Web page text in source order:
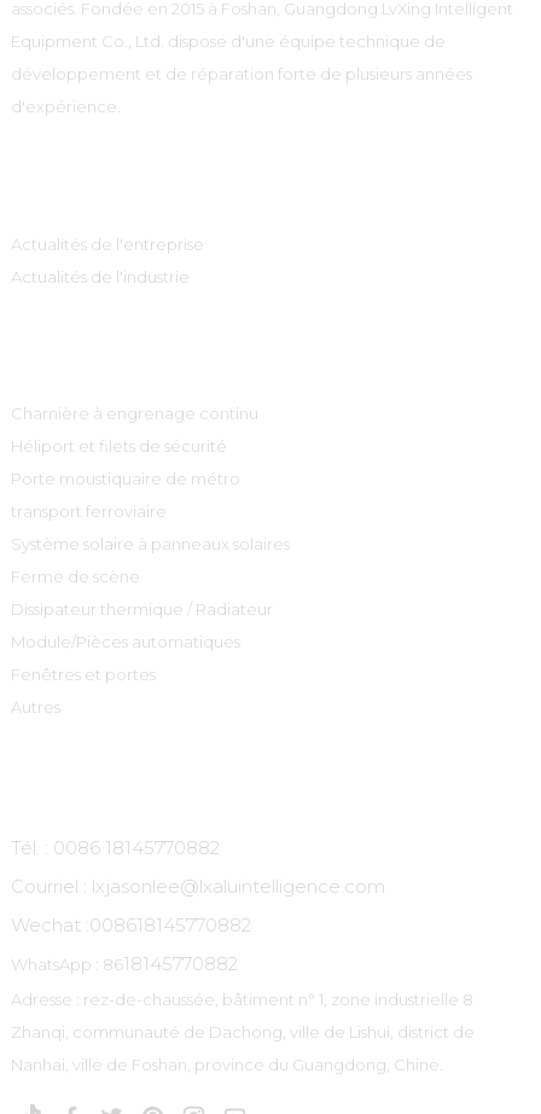
associés. Fondée en 2015 à Foshan, Guangdong LvXing Intelligent
Equipment Co., Ltd. dispose d'une équipe technique de
développement et de réparation forte de plusieurs années
d'expérience.
Actualités de l'entreprise
Actualités de l'industrie
Charnière à engrenage continu
Héliport et filets de sécurité
Porte moustiquaire de métro
transport ferroviaire
Système solaire à panneaux solaires
Ferme de scène
Dissipateur thermique / Radiateur
Module/Pièces automatiques
Fenêtres et portes
Autres
Tél. : 0086 18145770882
Courriel : lxjasonlee@lxaluintelligence.com
Wechat :008618145770882
WhatsApp : 8618145770882
Adresse : rez-de-chaussée, bâtiment n° 1, zone industrielle 8
Zhanqi, communauté de Dachong, ville de Lishui, district de
Nanhai, ville de Foshan, province du Guangdong, Chine.